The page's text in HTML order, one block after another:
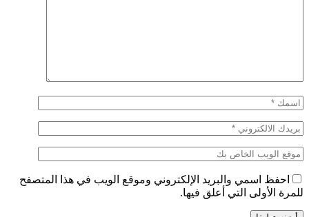
احفظ اسمي والبريد الإلكتروني وموقع الويب في هذا المتصفح
للمرة الأولى التي أعلق فيها.